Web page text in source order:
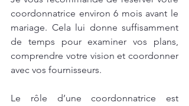
coordonnatrice environ 6 mois avant le
mariage. Cela lui donne suffisamment
de temps pour examiner vos plans,
comprendre votre vision et coordonner
avec vos fournisseurs.
Le rôle d’une coordonnatrice est